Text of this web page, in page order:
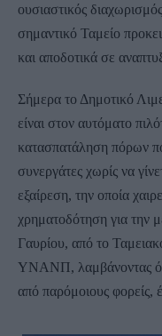
ουσιαστικός
σημαντικό Ταμείο
και αποδοτικά σε
Σήμερα το Δημοτικό
είναι στον αυτόματο
κατασπατάληση πόρων
συνεργάτες χωρίς να
εξαίρεση, την οποία
χρηματοδότηση για την
Γαυρίου, από το
ΥΝΑΝΠ, λαμβάνοντας
από παρόμοιους φορείς,